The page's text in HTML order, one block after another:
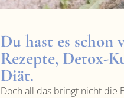
Du hast es schon
Rezepte, Detox-
Diät.
Doch all das bringt nicht die